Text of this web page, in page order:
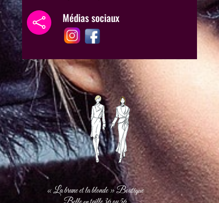
 Médias sociaux
« La brune et la blonde » Boutique